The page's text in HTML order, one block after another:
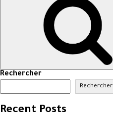
Rechercher
Rechercher
Recent Posts